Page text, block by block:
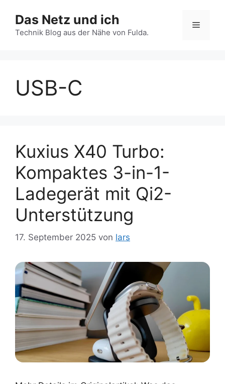
Inhalt
springen
Das Netz und ich
Technik Blog aus der Nähe von Fulda.
Menü
USB-C
Kuxius X40 Turbo:
Kompaktes 3-in-1-
Ladegerät mit Qi2-
Unterstützung
17. September 2025 von lars